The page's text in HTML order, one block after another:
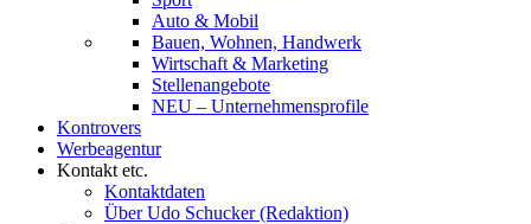
Auto & Mobil
Bauen, Wohnen, Handwerk
Wirtschaft & Marketing
Stellenangebote
NEU – Unternehmens­profile
Kontrovers
Werbeagentur
Kontakt etc.
Kontaktdaten
Über Udo Schucker (Redaktion)